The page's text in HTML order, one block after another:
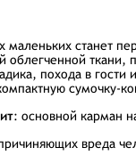
маленьких станет
облегченной
похода в
сумочку-
: основной карман
вреда